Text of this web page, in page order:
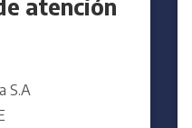
FEBRERO